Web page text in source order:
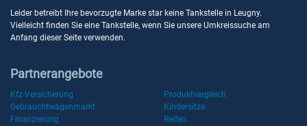
Leider betreibt Ihre bevorzugte Marke star keine Tankstelle in Leugny.
Vielleicht finden Sie eine Tankstelle, wenn Sie unsere Umkreissuche am
Anfang dieser Seite verwenden.
Partnerangebote
Kfz-Versicherung
Produktvergleich
Gebrauchtwagenmarkt
Kindersitze
Finanzierung
Reifen